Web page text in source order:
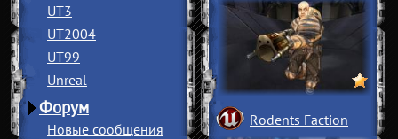
UT3
UT2004
UT99
Unreal
Форум
Новые сообщения
Rodents Faction